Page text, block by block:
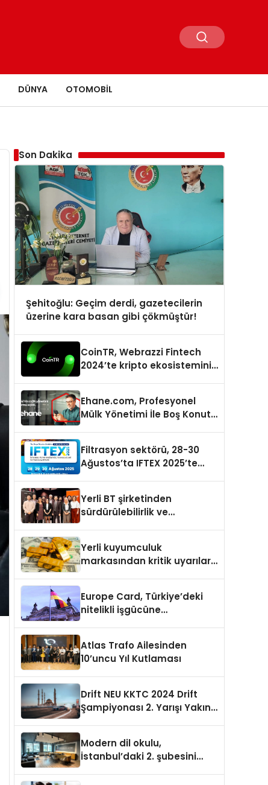
DÜNYA OTOMOBIL
Son Dakika
Şehitoğlu: Geçim derdi, gazetecilerin
üzerine kara basan gibi çökmüştür!
CoinTR, Webrazzi Fintech
2024’te kripto ekosisteminin
Ehane.com, Profesyonel
Mülk Yönetimi İle Boş Konut
Filtrasyon sektörü, 28-30
Ağustos’ta IFTEX 2025’te
Yerli BT şirketinden
sürdürülebilirlik ve
Yerli kuyumculuk
markasından kritik uyarılar:
Europe Card, Türkiye’deki
nitelikli işgücüne
Atlas Trafo Ailesinden
10’uncu Yıl Kutlaması
Drift NEU KKTC 2024 Drift
Şampiyonası 2. Yarışı Yakın
Modern dil okulu,
İstanbul’daki 2. şubesini